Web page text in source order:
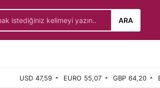
ARA
USD 47,59 EURO 55,07 GBP 64,20